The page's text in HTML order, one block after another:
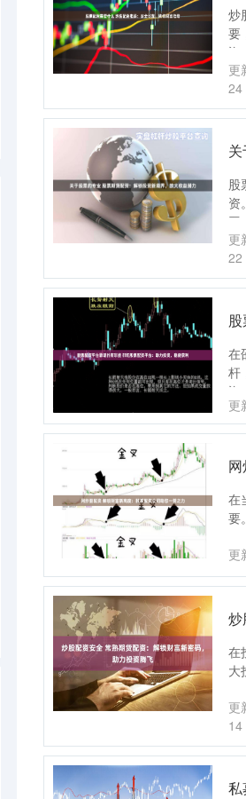
炒
要
资....
更
24
股
资
回....
更
22
在
杆
资....
更
在
要
更
炒
在
大
更
14
私